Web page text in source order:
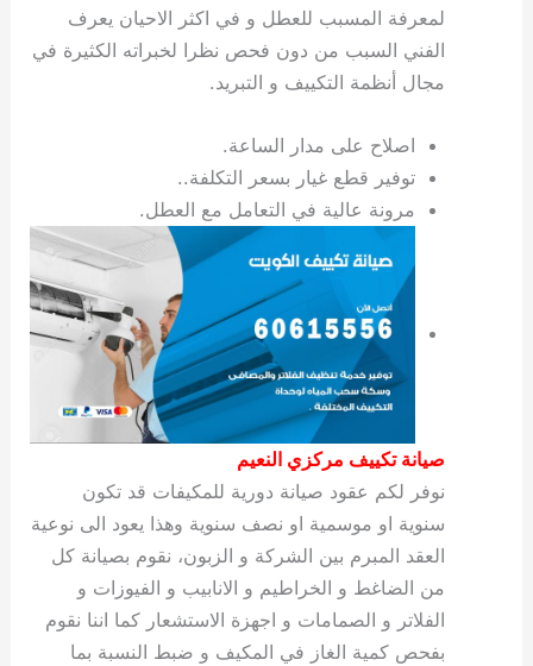
لمعرفة المسبب للعطل و في اكثر الاحيان يعرف
الفني السبب من دون فحص نظرا لخبراته الكثيرة في
مجال أنظمة التكييف و التبريد.
اصلاح على مدار الساعة.
توفير قطع غيار بسعر التكلفة..
مرونة عالية في التعامل مع العطل.
صيانة تكييف مركزي النعيم
نوفر لكم عقود صيانة دورية للمكيفات قد تكون
سنوية او موسمية او نصف سنوية وهذا يعود الى نوعية
العقد المبرم بين الشركة و الزبون، نقوم بصيانة كل
من الضاغط و الخراطيم و الانابيب و الفيوزات و
الفلاتر و الصمامات و اجهزة الاستشعار كما اننا نقوم
بفحص كمية الغاز في المكيف و ضبط النسبة بما